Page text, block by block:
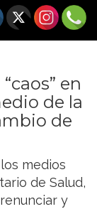
en
de la
de
medios
de Salud,
y